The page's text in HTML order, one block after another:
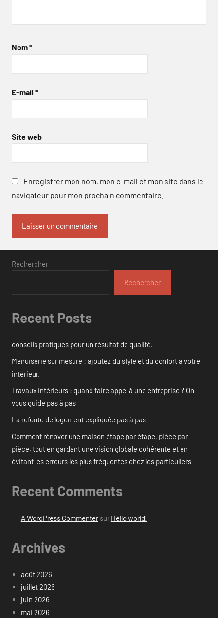
Nom*
E-mail *
Site web
Enregistrer mon nom, mon e-mail et mon site dans le
navigateur pour mon prochain commentaire.
Rechercher
Rechercher
Recent Posts
conseils pratiques pour un résultat de qualité.
Menuiserie sur mesure : ajoutez du style et du confort à votre
intérieur.
Travaux intérieurs : quand faire appel à une entreprise ? On
vous guide pas à pas
La refonte de logement expliquée pas à pas
Comment rénover une maison étape par étape, pièce par
pièce, tout en gardant une vision globale cohérente et en
évitant les erreurs les plus fréquentes chez les particuliers
Recent Comments
A WordPress Commentersur Hello world!
Archives
août 2026
juillet 2026
juin 2026
mai 2026